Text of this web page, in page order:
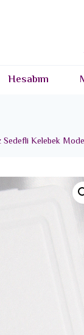
Hesabım
Kelebek